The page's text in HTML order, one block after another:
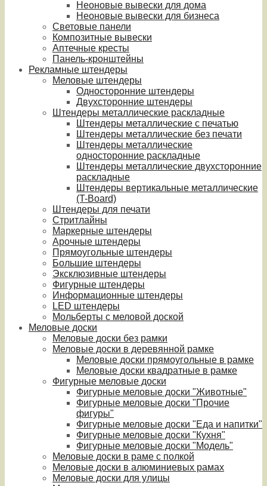
Неоновые вывески для дома
Неоновые вывески для бизнеса
Световые панели
Композитные вывески
Аптечные кресты
Панель-кронштейны
Рекламные штендеры
Меловые штендеры
Односторонние штендеры
Двухсторонние штендеры
Штендеры металлические раскладные
Штендеры металлические с печатью
Штендеры металлические без печати
Штендеры металлические
односторонние раскладные
Штендеры металлические двухсторонние
раскладные
Штендеры вертикальные металлические
(T-Board)
Штендеры для печати
Стритлайны
Маркерные штендеры
Арочные штендеры
Прямоугольные штендеры
Большие штендеры
Эксклюзивные штендеры
Фигурные штендеры
Информационные штендеры
LED штендеры
Мольберты с меловой доской
Меловые доски
Меловые доски без рамки
Меловые доски в деревянной рамке
Меловые доски прямоугольные в рамке
Меловые доски квадратные в рамке
Фигурные меловые доски
Фигурные меловые доски "Животные"
Фигурные меловые доски "Прочие
фигуры"
Фигурные меловые доски "Еда и напитки"
Фигурные меловые доски "Кухня"
Фигурные меловые доски "Модель"
Меловые доски в раме с полкой
Меловые доски в алюминиевых рамах
Меловые доски для улицы